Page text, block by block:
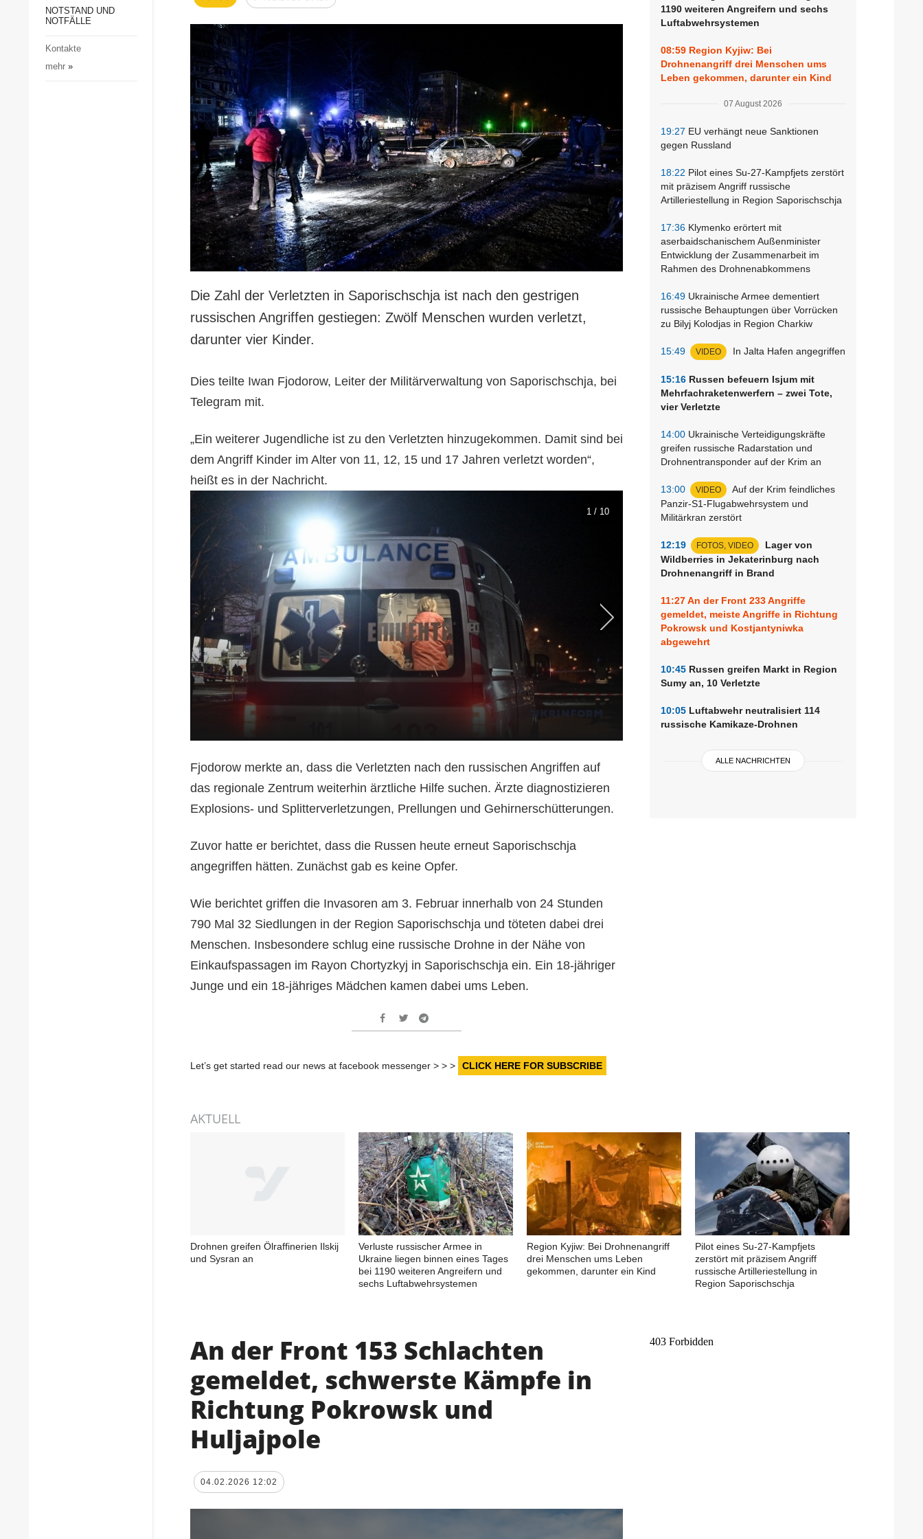
Gesellschaft und Kultur
Notstand und Notfälle
NOTSTAND UND
NOTFÄLLE
Kontakte
mehr»
1190 weiteren Angreifern und sechs
Luftabwehrsystemen
08:59 Region Kyjiw: Bei
Drohnenangriff drei Menschen ums
Leben gekommen, darunter ein Kind
07 August 2026
19:27 EU verhängt neue Sanktionen
gegen Russland
18:22 Pilot eines Su-27-Kampfjets zerstört
mit präzisem Angriff russische
Artilleriestellung in Region Saporischschja
17:36 Klymenko erörtert mit
aserbaidschanischem Außenminister
Entwicklung der Zusammenarbeit im
Rahmen des Drohnenabkommens
16:49 Ukrainische Armee dementiert
russische Behauptungen über Vorrücken
zu Bilyj Kolodjas in Region Charkiw
15:49 VIDEO In Jalta Hafen angegriffen
15:16 Russen befeuern Isjum mit
Mehrfachraketenwerfern – zwei Tote,
vier Verletzte
14:00 Ukrainische Verteidigungskräfte
greifen russische Radarstation und
Drohnentransponder auf der Krim an
13:00 VIDEO
Auf der Krim feindliches
Panzir-S1-Flugabwehrsystem und
Militärkran zerstört
12:19 FOTOS, VIDEO
Lager von
Wildberries in Jekaterinburg nach
Drohnenangriff in Brand
11:27An der Front 233 Angriffe
gemeldet, meiste Angriffe in Richtung
Pokrowsk und Kostjantyniwka
abgewehrt
10:45 Russen greifen Markt in Region
Sumy an, 10 Verletzte
10:05 Luftabwehr neutralisiert 114
russische Kamikaze-Drohnen
ALLE NACHRICHTEN
Die Zahl der Verletzten in Saporischschja ist nach den gestrigen
russischen Angriffen gestiegen: Zwölf Menschen wurden verletzt,
darunter vier Kinder.
Dies teilte Iwan Fjodorow, Leiter der Militärverwaltung von Saporischschja, bei
Telegram mit.
„Ein weiterer Jugendliche ist zu den Verletzten hinzugekommen. Damit sind bei
dem Angriff Kinder im Alter von 11, 12, 15 und 17 Jahren verletzt worden“,
heißt es in der Nachricht.
1 / 10
Fjodorow merkte an, dass die Verletzten nach den russischen Angriffen auf
das regionale Zentrum weiterhin ärztliche Hilfe suchen. Ärzte diagnostizieren
Explosions- und Splitterverletzungen, Prellungen und Gehirnerschütterungen.
Zuvor hatte er berichtet, dass die Russen heute erneut Saporischschja
angegriffen hätten. Zunächst gab es keine Opfer.
Wie berichtet griffen die Invasoren am 3. Februar innerhalb von 24 Stunden
790 Mal 32 Siedlungen in der Region Saporischschja und töteten dabei drei
Menschen. Insbesondere schlug eine russische Drohne in der Nähe von
Einkaufspassagen im Rayon Chortyzkyj in Saporischschja ein. Ein 18-jähriger
Junge und ein 18-jähriges Mädchen kamen dabei ums Leben.
Let’s get started read our news at facebook messenger > > > CLICK HERE FOR SUBSCRIBE
AKTUELL
Drohnen greifen Ölraffinerien Ilskij
und Sysran an
Verluste russischer Armee in
Ukraine liegen binnen eines Tages
bei 1190 weiteren Angreifern und
sechs Luftabwehrsystemen
Region Kyjiw: Bei Drohnenangriff
drei Menschen ums Leben
gekommen, darunter ein Kind
Pilot eines Su-27-Kampfjets
zerstört mit präzisem Angriff
russische Artilleriestellung in
Region Saporischschja
An der Front 153 Schlachten
gemeldet, schwerste Kämpfe in
Richtung Pokrowsk und
Huljajpole
04.02.2026 12:02